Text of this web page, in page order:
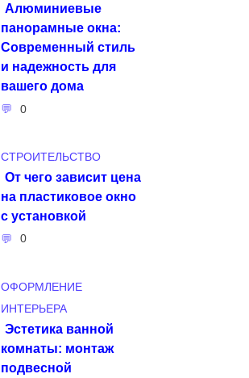
Алюминиевые
панорамные окна:
Современный стиль
и надежность для
вашего дома
0
СТРОИТЕЛЬСТВО
От чего зависит цена
на пластиковое окно
с установкой
0
ОФОРМЛЕНИЕ
ИНТЕРЬЕРА
Эстетика ванной
комнаты: монтаж
подвесной